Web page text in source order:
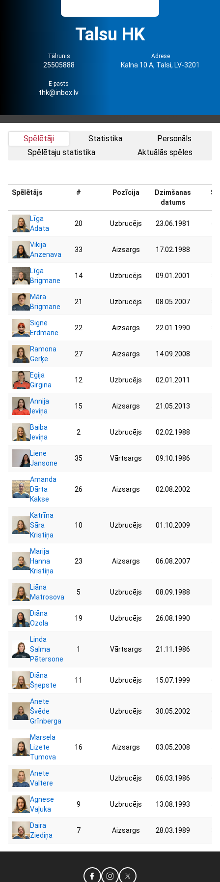
Talsu HK
Tālrunis
25505888
Adrese
Kalna 10 A, Talsi, LV-3201
E-pasts
thk@inbox.lv
Spēlētāji Statistika
Personāls
Spēlētaju statistika
Aktuālās spēles
Spēlētājs # Pozīcija
Dzimšanas
datums
Līga
Adata
20 Uzbrucējs 23.06.1981
Vikija
Anzenava
33 Aizsargs 17.02.1988
Līga
Brigmane
14 Uzbrucējs 09.01.2001
Māra
Brigmane
21 Uzbrucējs 08.05.2007
Signe
Erdmane
22 Aizsargs 22.01.1990
Ramona
Gerķe
27 Aizsargs 14.09.2008
Egija
Girgina
12 Uzbrucējs 02.01.2011
Annija
Ieviņa
15 Aizsargs 21.05.2013
Baiba
Ieviņa
2 Uzbrucējs 02.02.1988
Liene
Jansone
35 Vārtsargs 09.10.1986
Amanda
Dārta
Kakse
26 Aizsargs 02.08.2002
Katrīna
Sāra
Kristiņa
10 Uzbrucējs 01.10.2009
Marija
Hanna
Kristiņa
23 Aizsargs 06.08.2007
Liāna
Matrosova
5 Uzbrucējs 08.09.1988
Diāna
Ozola
19 Uzbrucējs 26.08.1990
Linda
Salma
Pētersone
1 Vārtsargs 21.11.1986
Diāna
Šņepste
11 Uzbrucējs 15.07.1999
Anete
Švēde
Grīnberga
Uzbrucējs 30.05.2002
Marsela
Lizete
Tumova
16 Aizsargs 03.05.2008
Anete
Valtere
Uzbrucējs 06.03.1986
Agnese
Vaļuka
9 Uzbrucējs 13.08.1993
Daira
Ziediņa
7 Aizsargs 28.03.1989